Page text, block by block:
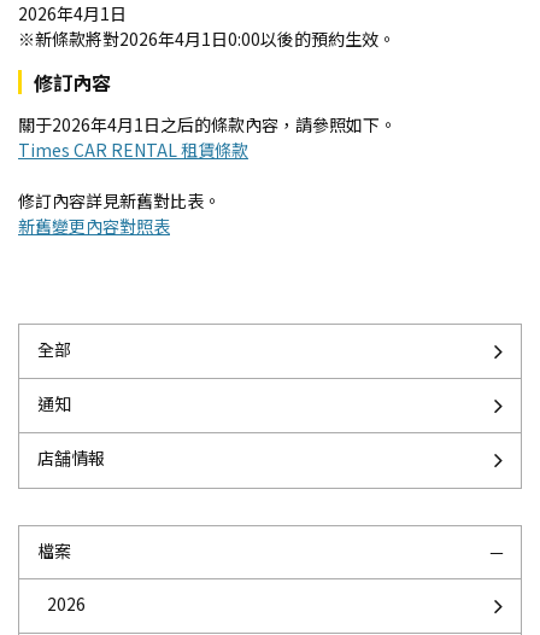
2026年4月1日
※新條款將對2026年4月1日0:00以後的預約生效。
修訂內容
關于2026年4月1日之后的條款內容，請參照如下。
Times CAR RENTAL 租賃條款
修訂內容詳見新舊對比表。
新舊變更內容對照表
全部
通知
店舗情報
檔案
2026